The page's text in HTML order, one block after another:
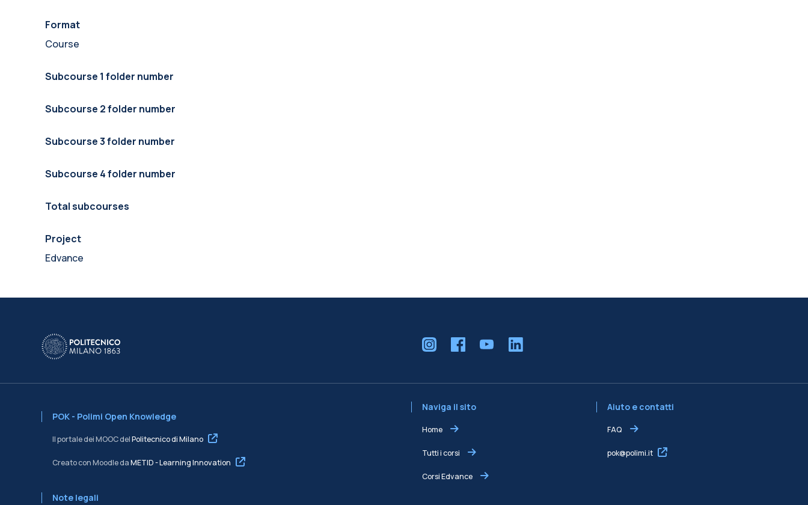
Format
Course
Subcourse 1 folder number
Subcourse 2 folder number
Subcourse 3 folder number
Subcourse 4 folder number
Total subcourses
Project
Edvance
POK - Polimi Open Knowledge
Il portale dei MOOC delPolitecnico di Milano
Creato con Moodle daMETID - Learning Innovation
Naviga il sito
Home
Tutti i corsi
Corsi Edvance
Aiuto e contatti
FAQ
pok@polimi.it
Note legali